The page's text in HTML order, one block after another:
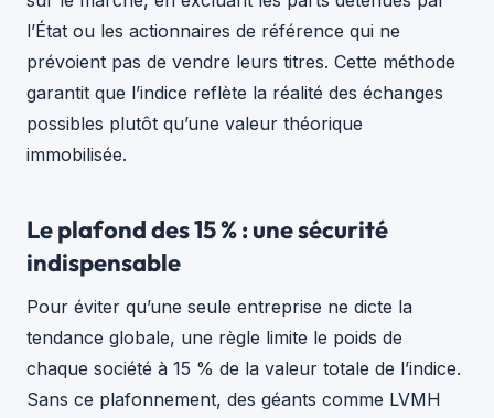
l’État ou les actionnaires de référence qui ne
prévoient pas de vendre leurs titres. Cette méthode
garantit que l’indice reflète la réalité des échanges
possibles plutôt qu’une valeur théorique
immobilisée.
Le plafond des 15 % : une sécurité
indispensable
Pour éviter qu’une seule entreprise ne dicte la
tendance globale, une règle limite le poids de
chaque société à 15 % de la valeur totale de l’indice.
Sans ce plafonnement, des géants comme LVMH